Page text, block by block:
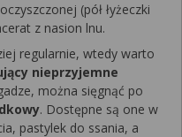
(pół łyżeczki
z nasion lnu.
regularnie, wtedy warto
nieprzyjemne
można sięgnąć po
. Dostępne są one w
pastylek do ssania, a